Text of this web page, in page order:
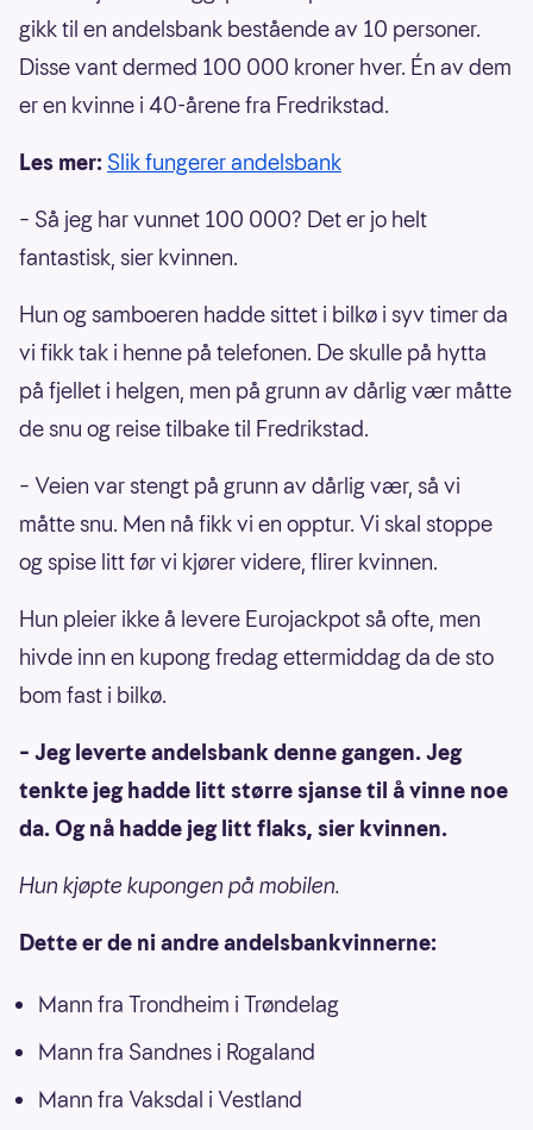
gikk til en andelsbank bestående av 10 personer.
Disse vant dermed 100 000 kroner hver. Én av dem
er en kvinne i 40-årene fra Fredrikstad.
Les mer: Slik fungerer andelsbank
– Så jeg har vunnet 100 000? Det er jo helt
fantastisk, sier kvinnen.
Hun og samboeren hadde sittet i bilkø i syv timer da
vi fikk tak i henne på telefonen. De skulle på hytta
på fjellet i helgen, men på grunn av dårlig vær måtte
de snu og reise tilbake til Fredrikstad.
– Veien var stengt på grunn av dårlig vær, så vi
måtte snu. Men nå fikk vi en opptur. Vi skal stoppe
og spise litt før vi kjører videre, flirer kvinnen.
Hun pleier ikke å levere Eurojackpot så ofte, men
hivde inn en kupong fredag ettermiddag da de sto
bom fast i bilkø.
– Jeg leverte andelsbank denne gangen. Jeg
tenkte jeg hadde litt større sjanse til å vinne noe
da. Og nå hadde jeg litt flaks, sier kvinnen.
Hun kjøpte kupongen på mobilen.
Dette er de ni andre andelsbankvinnerne:
Mann fra Trondheim i Trøndelag
Mann fra Sandnes i Rogaland
Mann fra Vaksdal i Vestland